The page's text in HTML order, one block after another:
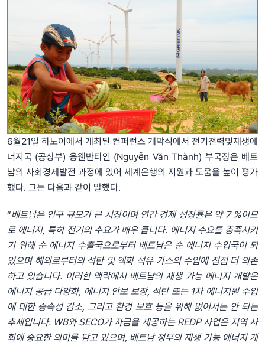
6월21일 하노이에서 개최된 컨퍼런스 개막식에서 전기전력및재생에
너지국 (공상부) 응웬반타인 (Nguyễn Văn Thành) 부국장은 베트
남의 사회경제발전 과정에 있어 세계은행의 지원과 도움을 높이 평가
했다. 그는 다음과 같이 말했다.
“베트남은 인구 규모가 큰 시장이며 연간 경제 성장률은 약7 %이므
로 에너지, 특히 전기의 수요가 매우 큽니다. 에너지 수요를 충족시키
기 위해 순 에너지 수출국으로부터 베트남은 순 에너지 수입국이 되
었으며 해외로부터의 석탄 및 액화 석유 가스의 수입에 점점 더 의존
하고 있습니다. 이러한 맥락에서 베트남의 재생 가능 에너지 개발은
에너지 공급 다양화, 에너지 안보 보장, 석탄 또는1차 에너지원 수입
에 대한 종속성 감소 그리고 환경 보호 등을 위해 없어서는 안 되는
추세입니다. WB와SECO가 자금을 제공하는REDP 사업은 지역 사
회에 중요한 의미를 담고 있으며, 베트남 정부의 재생 가능 에너지 개